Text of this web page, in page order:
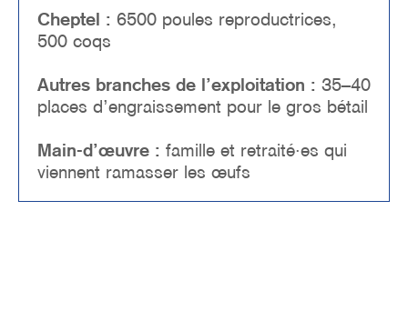
Cheptel : 6500 poules reproductrices,
500 coqs
Autres branches de l’exploitation : 35–40
places d’engraissement pour le gros bétail
Main-d’œuvre : famille et retraité·es qui
viennent ramasser les œufs